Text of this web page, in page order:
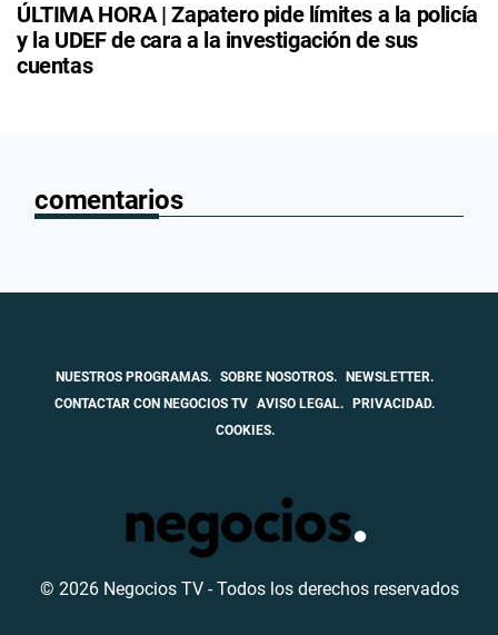
ÚLTIMA HORA | Zapatero pide límites a la policía
y la UDEF de cara a la investigación de sus
cuentas
comentarios
NUESTROS PROGRAMAS. SOBRE NOSOTROS.
NEWSLETTER.
CONTACTAR CON NEGOCIOS TV AVISO LEGAL.
PRIVACIDAD.
COOKIES.
© 2026 Negocios TV - Todos los derechos reservados